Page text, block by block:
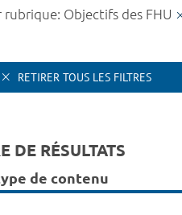
rubrique: Objectifs des FHU
RETIRER TOUS LES FILTRES
DE RÉSULTATS
de contenu